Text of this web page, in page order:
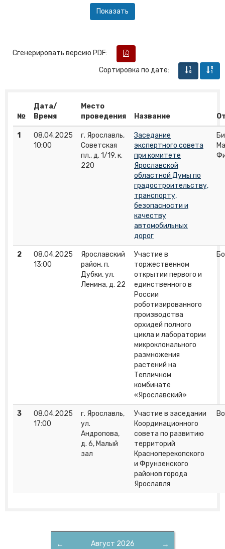
Сгенерировать версию PDF:
Сортировка по дате:
№
Дата/
Время
Место
проведения
Название
1
08.04.2025
10:00
г. Ярославль,
Советская
пл., д. 1/19, к.
220
Заседание
экспертного совета
при комитете
Ярославской
областной Думы по
градостроительству,
транспорту,
безопасности и
качеству
автомобильных
дорог
2
08.04.2025
13:00
Ярославский
район, п.
Дубки, ул.
Ленина, д. 22
Участие в
торжественном
открытии первого и
единственного в
России
роботизированного
производства
орхидей полного
цикла и лаборатории
микроклонального
размножения
растений на
Тепличном
комбинате
«Ярославский»
3
08.04.2025
17:00
г. Ярославль,
ул.
Андропова,
д. 6, Малый
зал
Участие в заседании
Координационного
совета по развитию
территорий
Красноперекопского
и Фрунзенского
районов города
Ярославля
← →
Август 2026